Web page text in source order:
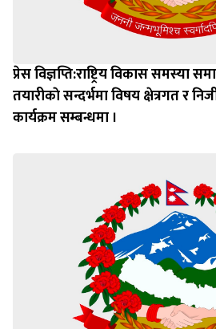
प्रेस विज्ञप्ति:राष्ट्रिय विकास समस्या
तयारीकाे सन्दर्भमा विषय क्षेत्रगत र
कार्यक्रम सम्बन्धमा ।